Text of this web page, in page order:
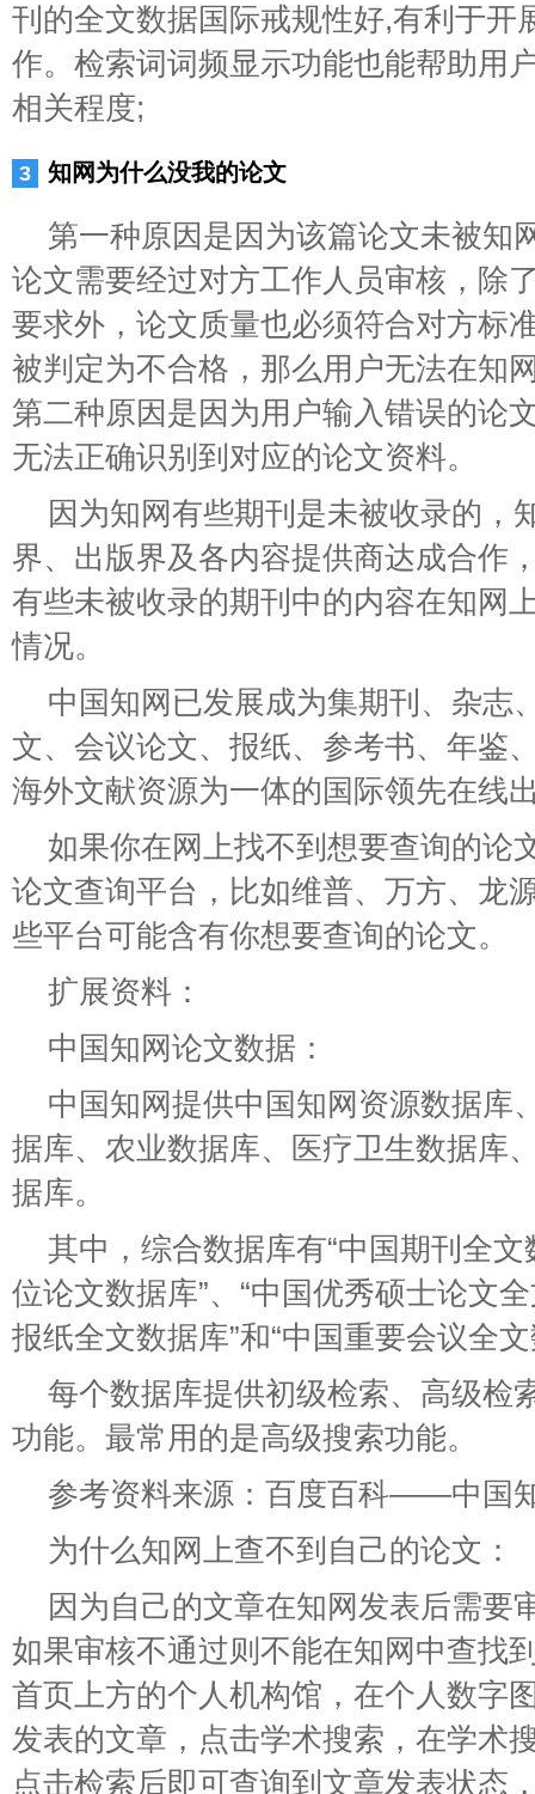
刊的全文数据国际戒规性好,有利于开
作。检索词词频显示功能也能帮助用
相关程度;
知网为什么没我的论文
第一种原因是因为该篇论文未被知
论文需要经过对方工作人员审核，除
要求外，论文质量也必须符合对方标
被判定为不合格，那么用户无法在知
第二种原因是因为用户输入错误的论
无法正确识别到对应的论文资料。
因为知网有些期刊是未被收录的，
界、出版界及各内容提供商达成合作
有些未被收录的期刊中的内容在知网
情况。
中国知网已发展成为集期刊、杂志
文、会议论文、报纸、参考书、年鉴
海外文献资源为一体的国际领先在线
如果你在网上找不到想要查询的论
论文查询平台，比如维普、万方、龙
些平台可能含有你想要查询的论文。
扩展资料：
中国知网论文数据：
中国知网提供中国知网资源数据库
据库、农业数据库、医疗卫生数据库
据库。
其中，综合数据库有“中国期刊全文
位论文数据库”、“中国优秀硕士论文
报纸全文数据库”和“中国重要会议全
每个数据库提供初级检索、高级检
功能。最常用的是高级搜索功能。
参考资料来源：百度百科——中国
为什么知网上查不到自己的论文：
因为自己的文章在知网发表后需要
如果审核不通过则不能在知网中查找
首页上方的个人机构馆，在个人数字
发表的文章，点击学术搜索，在学术
点击检索后即可查询到文章发表状态